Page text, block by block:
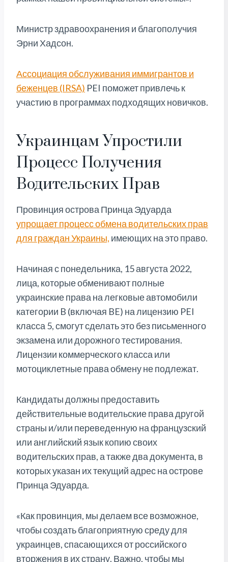
Министр здравоохранения и благополучия
Эрни Хадсон.
Ассоциация обслуживания иммигрантов и
беженцев (IRSA) PEI поможет привлечь к
участию в программах подходящих новичков.
Украинцам Упростили
Процесс Получения
Водительских Прав
Провинция острова Принца Эдуарда
упрощает процесс обмена водительских прав
для граждан Украины, имеющих на это право.
Начиная с понедельника, 15 августа 2022,
лица, которые обменивают полные
украинские права на легковые автомобили
категории B (включая BE) на лицензию PEI
класса 5, смогут сделать это без письменного
экзамена или дорожного тестирования.
Лицензии коммерческого класса или
мотоциклетные права обмену не подлежат.
Кандидаты должны предоставить
действительные водительские права другой
страны и/или переведенную на французский
или английский язык копию своих
водительских прав, а также два документа, в
которых указан их текущий адрес на острове
Принца Эдуарда.
«Как провинция, мы делаем все возможное,
чтобы создать благоприятную среду для
украинцев, спасающихся от российского
вторжения в их страну. Важно, чтобы мы